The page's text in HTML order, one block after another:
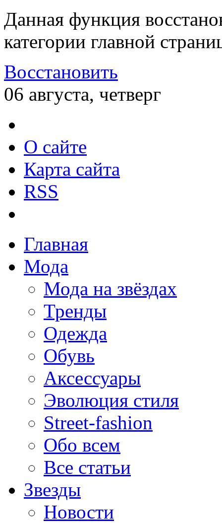
Данная функция
категории главной
Восстановить
06 августа, четверг
О сайте
Карта сайта
RSS
Главная
Мода
Мода на звёздах
Тренды
Одежда
Обувь
Аксессуары
Эволюция стиля
Street-fashion
Обо всем
Все статьи
Звезды
Новости